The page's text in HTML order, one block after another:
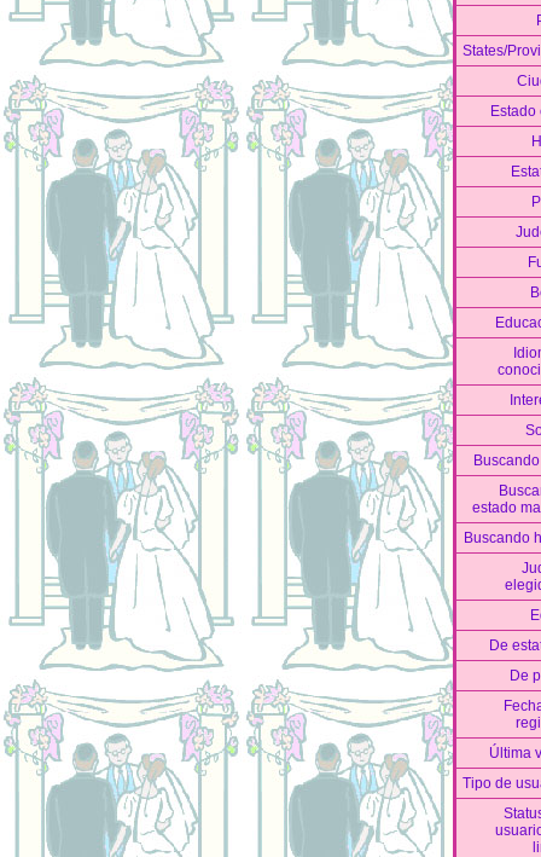
States/
Estado
estado
Buscando
De
De
Última
Tipo de